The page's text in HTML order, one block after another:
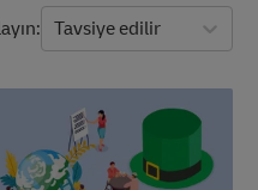
Tavsiye edilir